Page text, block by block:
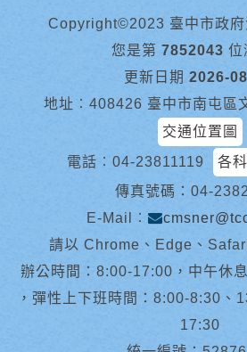
Copyright©2023 臺中市政府
您是第 7852043 位
更新日期 2026-
地址︰408426 臺中市南屯區
交通位置圖
電話︰ 04-23811119
各
傳真號碼：04-
E-Mail︰
請以 Chrome、Edge、
辦公時間：8:00-17:00，中午休
，彈性上下班時間：8:00-8:30、
17:30